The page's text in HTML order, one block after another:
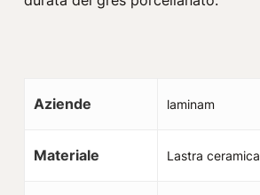
Aziende laminam
Materiale Lastra ceramica